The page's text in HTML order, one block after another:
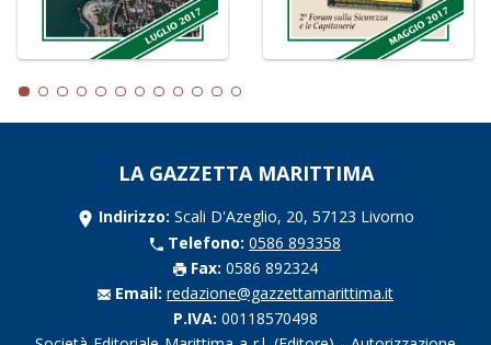
LA GAZZETTA MARITTIMA
Indirizzo: Scali D'Azeglio, 20, 57123 Livorno
Telefono: 0586 893358
Fax: 0586 892324
Email: redazione@gazzettamarittima.it
P.IVA: 00118570498